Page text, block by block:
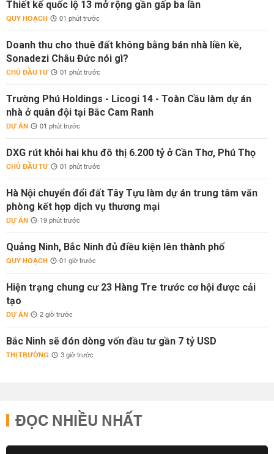
Thiết kế quốc lộ 13 mở rộng gần gấp ba lần
QUY HOẠCH 01 phút trước
Doanh thu cho thuê đất không bằng bán nhà liền kề,
Sonadezi Châu Đức nói gì?
CHỦ ĐẦU TƯ 01 phút trước
Trường Phú Holdings - Licogi 14 - Toàn Cầu làm dự án
nhà ở quân đội tại Bắc Cam Ranh
DỰ ÁN 01 phút trước
DXG rút khỏi hai khu đô thị 6.200 tỷ ở Cần Thơ, Phú Thọ
CHỦ ĐẦU TƯ 01 phút trước
Hà Nội chuyển đổi đất Tây Tựu làm dự án trung tâm văn
phòng kết hợp dịch vụ thương mại
DỰ ÁN 19 phút trước
Quảng Ninh, Bắc Ninh đủ điều kiện lên thành phố
QUY HOẠCH 01 giờ trước
Hiện trạng chung cư 23 Hàng Tre trước cơ hội được cải
tạo
DỰ ÁN 2 giờ trước
Bắc Ninh sẽ đón dòng vốn đầu tư gần 7 tỷ USD
THỊ TRƯỜNG 3 giờ trước
ĐỌC NHIỀU NHẤT